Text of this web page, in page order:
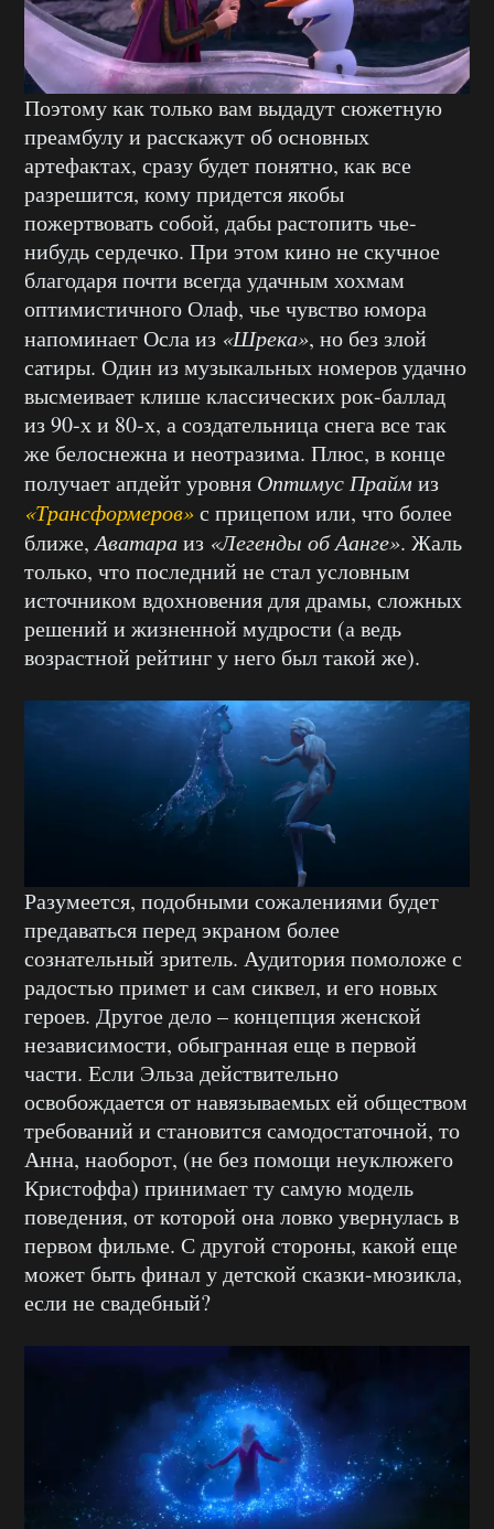
Поэтому как только вам выдадут сюжетную
преамбулу и расскажут об основных
артефактах, сразу будет понятно, как все
разрешится, кому придется якобы
пожертвовать собой, дабы растопить чье-
нибудь сердечко. При этом кино не скучное
благодаря почти всегда удачным хохмам
оптимистичного Олаф, чье чувство юмора
напоминает Осла из «Шрека», но без злой
сатиры. Один из музыкальных номеров удачно
высмеивает клише классических рок-баллад
из 90-х и 80-х, а создательница снега все так
же белоснежна и неотразима. Плюс, в конце
получает апдейт уровня Оптимус Праймиз
«Трансформеров»с прицепом или, что более
ближе,Аватараиз «Легенды об Аанге». Жаль
только, что последний не стал условным
источником вдохновения для драмы, сложных
решений и жизненной мудрости (а ведь
возрастной рейтинг у него был такой же).
Разумеется, подобными сожалениями будет
предаваться перед экраном более
сознательный зритель. Аудитория помоложе с
радостью примет и сам сиквел, и его новых
героев. Другое дело – концепция женской
независимости, обыгранная еще в первой
части. Если Эльза действительно
освобождается от навязываемых ей обществом
требований и становится самодостаточной, то
Анна, наоборот, (не без помощи неуклюжего
Кристоффа) принимает ту самую модель
поведения, от которой она ловко увернулась в
первом фильме. С другой стороны, какой еще
может быть финал у детской сказки-мюзикла,
если не свадебный?